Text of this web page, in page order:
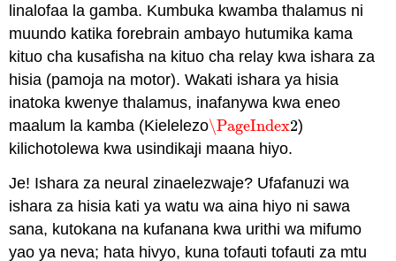
linalofaa la gamba. Kumbuka kwamba thalamus ni
muundo katika forebrain ambayo hutumika kama
kituo cha kusafisha na kituo cha relay kwa ishara za
hisia (pamoja na motor). Wakati ishara ya hisia
inatoka kwenye thalamus, inafanywa kwa eneo
maalum la kamba (Kielelezo\PageIndex2
\PageIndex2)
kilichotolewa kwa usindikaji maana hiyo.
Je! Ishara za neural zinaelezwaje? Ufafanuzi wa
ishara za hisia kati ya watu wa aina hiyo ni sawa
sana, kutokana na kufanana kwa urithi wa mifumo
yao ya neva; hata hivyo, kuna tofauti tofauti za mtu